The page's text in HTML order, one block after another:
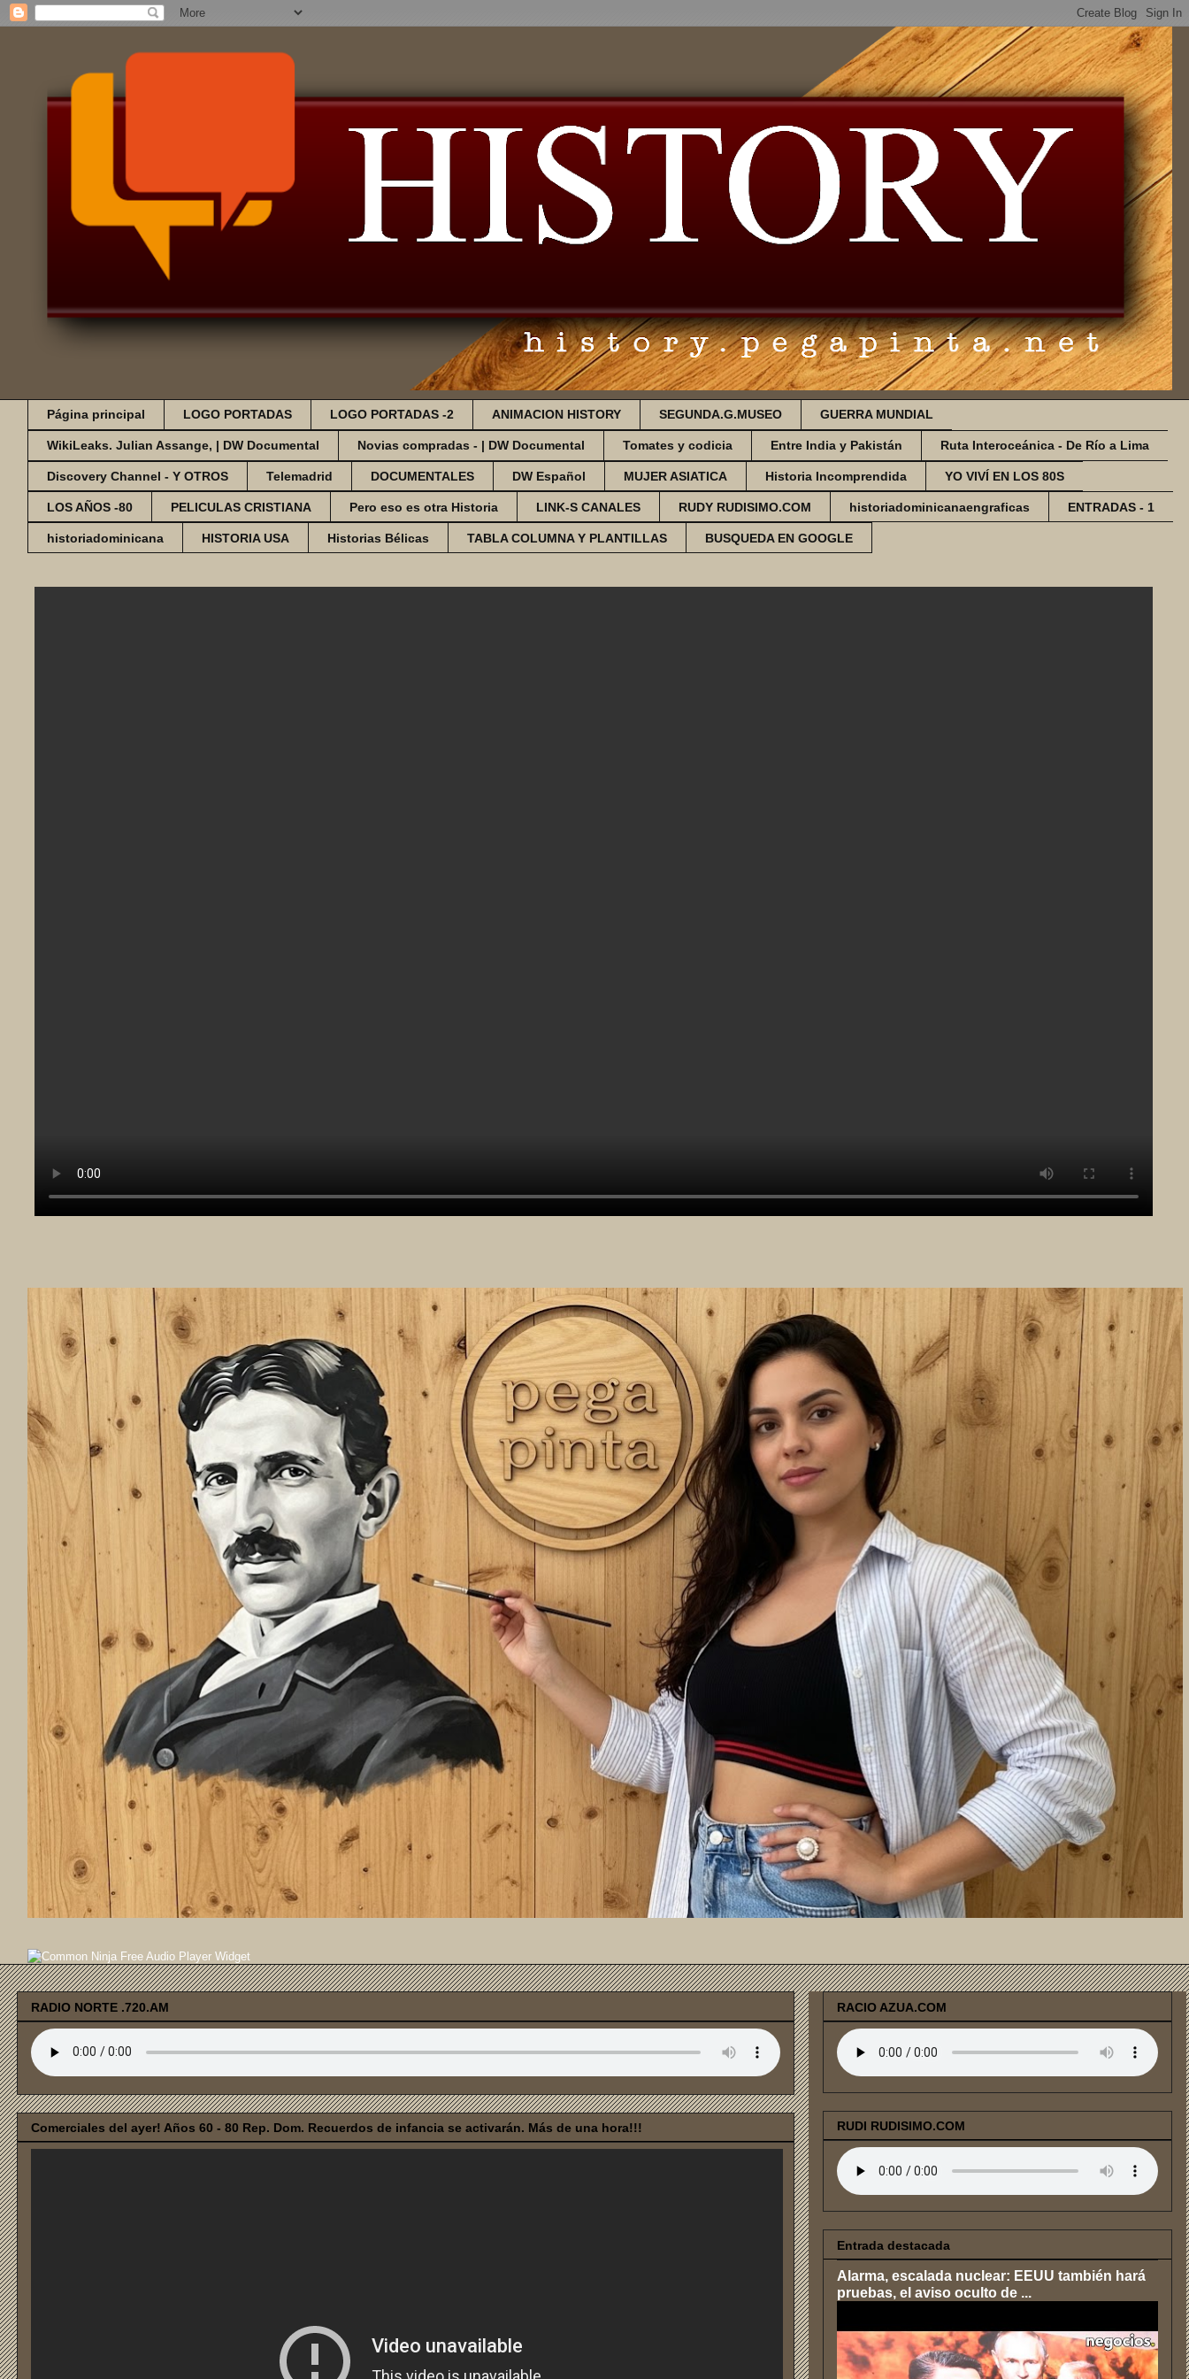
Página principal LOGO PORTADAS LOGO PORTADAS -2 ANIMACION HISTORY SEGUNDA.G.MUSEO GUERRA MUNDIAL
WikiLeaks. Julian Assange, | DW Documental Novias compradas - | DW Documental Tomates y codicia Entre India y Pakistán Ruta Interoceánica - De Río a Lima
Discovery Channel - Y OTROS Telemadrid DOCUMENTALES DW Español MUJER ASIATICA Historia Incomprendida YO VIVÍ EN LOS 80S
LOS AÑOS -80 PELICULAS CRISTIANA Pero eso es otra Historia LINK-S CANALES RUDY RUDISIMO.COM historiadominicanaengraficas ENTRADAS - 1
historiadominicana HISTORIA USA Historias Bélicas TABLA COLUMNA Y PLANTILLAS BUSQUEDA EN GOOGLE
Free Audio Player Widget
RADIO NORTE .720.AM
Comerciales del ayer! Años 60 - 80 Rep. Dom. Recuerdos de infancia se activarán. Más de una hora!!!
RACIO AZUA.COM
RUDI RUDISIMO.COM
Entrada destacada
Alarma, escalada nuclear: EEUU también hará
pruebas, el aviso oculto de ...